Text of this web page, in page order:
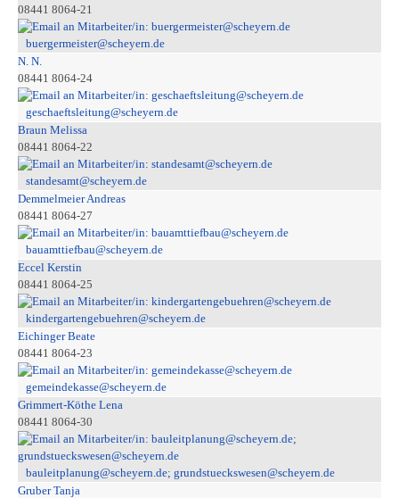
08441 8064-21
buergermeister@scheyern.de
N. N.
08441 8064-24
geschaeftsleitung@scheyern.de
Braun Melissa
08441 8064-22
standesamt@scheyern.de
Demmelmeier Andreas
08441 8064-27
bauamttiefbau@scheyern.de
Eccel Kerstin
08441 8064-25
kindergartengebuehren@scheyern.de
Eichinger Beate
08441 8064-23
gemeindekasse@scheyern.de
Grimmert-Köthe Lena
08441 8064-30
bauleitplanung@scheyern.de; grundstueckswesen@scheyern.de
Gruber Tanja